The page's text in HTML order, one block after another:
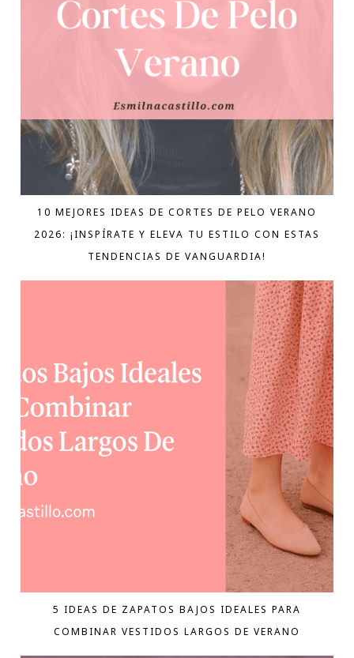
10 MEJORES IDEAS DE CORTES DE PELO VERANO
2026: ¡INSPÍRATE Y ELEVA TU ESTILO CON ESTAS
TENDENCIAS DE VANGUARDIA!
5 IDEAS DE ZAPATOS BAJOS IDEALES PARA
COMBINAR VESTIDOS LARGOS DE VERANO